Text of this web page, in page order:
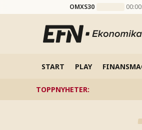
OMXS30
START PLAY
TOPPNYHETER: